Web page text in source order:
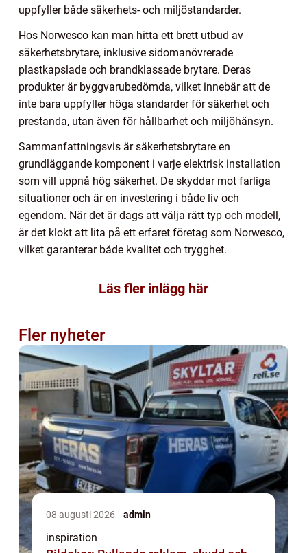
uppfyller både säkerhets- och miljöstandarder.
Hos Norwesco kan man hitta ett brett utbud av
säkerhetsbrytare, inklusive sidomanövrerade
plastkapslade och brandklassade brytare. Deras
produkter är byggvarubedömda, vilket innebär att de
inte bara uppfyller höga standarder för säkerhet och
prestanda, utan även för hållbarhet och miljöhänsyn.
Sammanfattningsvis är säkerhetsbrytare en
grundläggande komponent i varje elektrisk installation
som vill uppnå hög säkerhet. De skyddar mot farliga
situationer och är en investering i både liv och
egendom. När det är dags att välja rätt typ och modell,
är det klokt att lita på ett erfaret företag som Norwesco,
vilket garanterar både kvalitet och trygghet.
Läs fler inlägg här
Fler nyheter
08 augusti 2026 admin
inspiration